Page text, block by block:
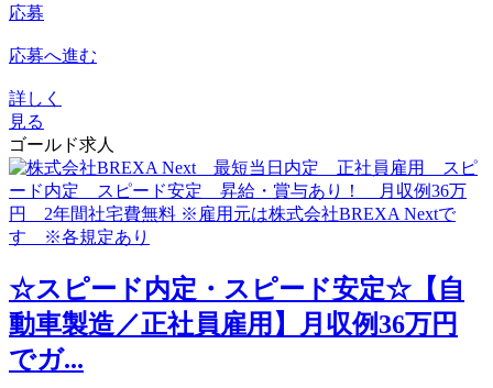
応募
応募へ進む
詳しく
見る
ゴールド求人
☆スピード内定・スピード安定☆【自
動車製造／正社員雇用】月収例36万円
でガ...